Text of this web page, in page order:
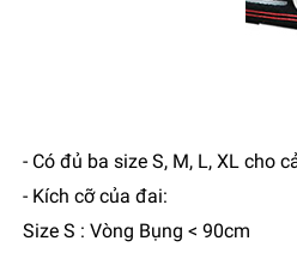
- Có đủ ba size S, M, L, XL cho
- Kích cỡ của đai:
Size S : Vòng Bụng < 90cm